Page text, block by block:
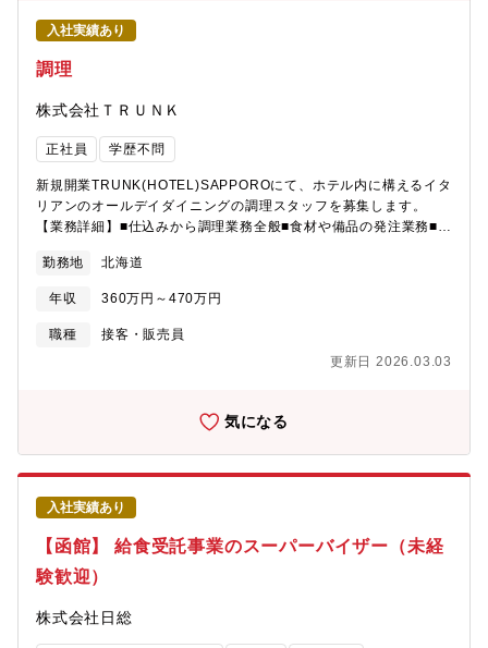
入社実績あり
調理
株式会社ＴＲＵＮＫ
正社員 学歴不問
新規開業TRUNK(HOTEL)SAPPOROにて、ホテル内に構えるイタ
リアンのオールデイダイニングの調理スタッフを募集します。
【業務詳細】■仕込みから調理業務全般■食材や備品の発注業務■メ
テイクホルダーの満足度/サービスクオリティの担保・改善・サー
ビスバリューの向上を図る■レストラン部門の利益および売上の最
大化を図る
勤務地 北海道
年収 360万円～470万円
職種
接客・販売員
更新日 2026.03.03
気になる
入社実績あり
【函館】 給食受託事業のスーパーバイザー（未経
験歓迎）
株式会社日総